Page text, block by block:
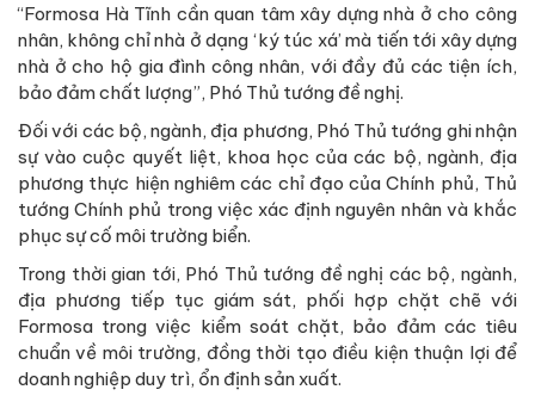
“Formosa Hà Tĩnh cần quan tâm xây dựng nhà ở cho công
nhân, không chỉ nhà ở dạng ‘ký túc xá’ mà tiến tới xây dựng
nhà ở cho hộ gia đình công nhân, với đầy đủ các tiện ích,
bảo đảm chất lượng”, Phó Thủ tướng đề nghị.
Đối với các bộ, ngành, địa phương, Phó Thủ tướng ghi nhận
sự vào cuộc quyết liệt, khoa học của các bộ, ngành, địa
phương thực hiện nghiêm các chỉ đạo của Chính phủ, Thủ
tướng Chính phủ trong việc xác định nguyên nhân và khắc
phục sự cố môi trường biển.
Trong thời gian tới, Phó Thủ tướng đề nghị các bộ, ngành,
địa phương tiếp tục giám sát, phối hợp chặt chẽ với
Formosa trong việc kiểm soát chặt, bảo đảm các tiêu
chuẩn về môi trường, đồng thời tạo điều kiện thuận lợi để
doanh nghiệp duy trì, ổn định sản xuất.